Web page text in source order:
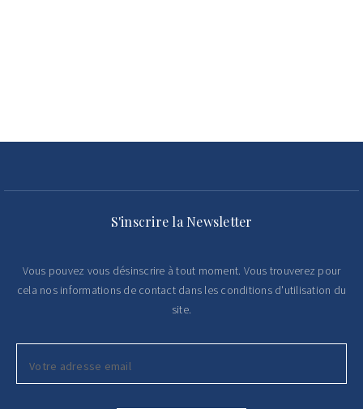
S'inscrire la Newsletter
Vous pouvez vous désinscrire à tout moment. Vous trouverez pour
cela nos informations de contact dans les conditions d'utilisation du
site.